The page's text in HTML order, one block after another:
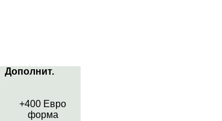
Дополнит.
+400 Евро
форма